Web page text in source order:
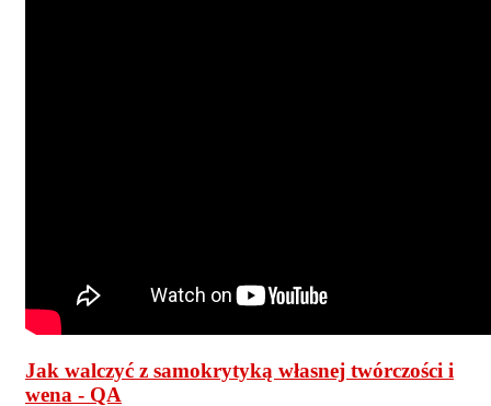
Jak walczyć z samokrytyką własnej twórczości i
wena - QA